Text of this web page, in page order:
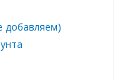
добавляем)